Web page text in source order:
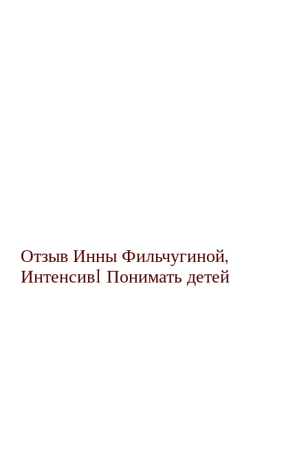
Отзыв Инны Фильчугиной,
ИнтенсивI Понимать детей